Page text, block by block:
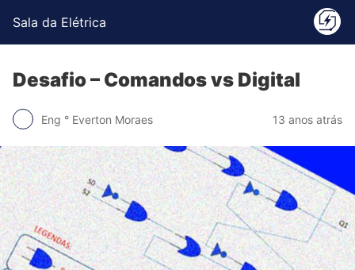
Sala da Elétrica
Desafio – Comandos vs Digital
Eng ° Everton Moraes 13 anos atrás